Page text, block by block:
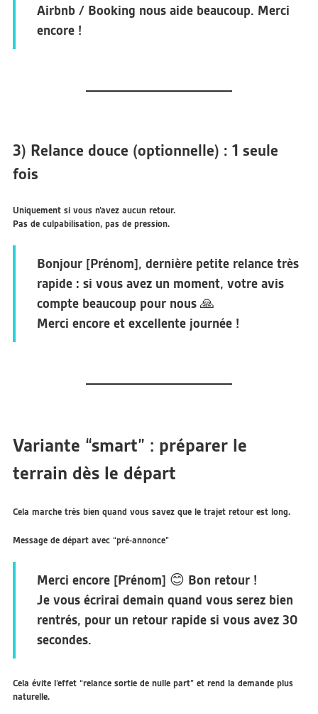
Airbnb / Booking nous aide beaucoup. Merci
encore !
3) Relance douce (optionnelle) : 1 seule
fois
Uniquement si vous n’avez aucun retour.
Pas de culpabilisation, pas de pression.
Bonjour [Prénom], dernière petite relance très
rapide : si vous avez un moment, votre avis
compte beaucoup pour nous 🙏
Merci encore et excellente journée !
Variante “smart” : préparer le
terrain dès le départ
Cela marche très bien quand vous savez que le trajet retour est long.
Message de départ avec “pré-annonce”
Merci encore [Prénom] 😊 Bon retour !
Je vous écrirai demain quand vous serez bien
rentrés, pour un retour rapide si vous avez 30
secondes.
Cela évite l’effet “relance sortie de nulle part” et rend la demande plus
naturelle.